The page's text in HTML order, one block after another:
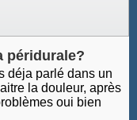
péridurale?
déja parlé dans un
la douleur, après
oui bien